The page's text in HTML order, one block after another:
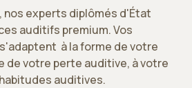
nos experts diplômés d'État
auditifs premium. Vos
à la forme de votre
de votre perte auditive, à votre
auditives.